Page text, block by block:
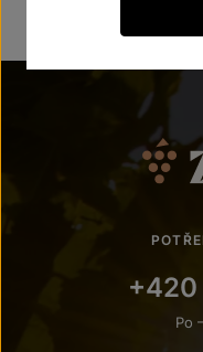
+420
Po